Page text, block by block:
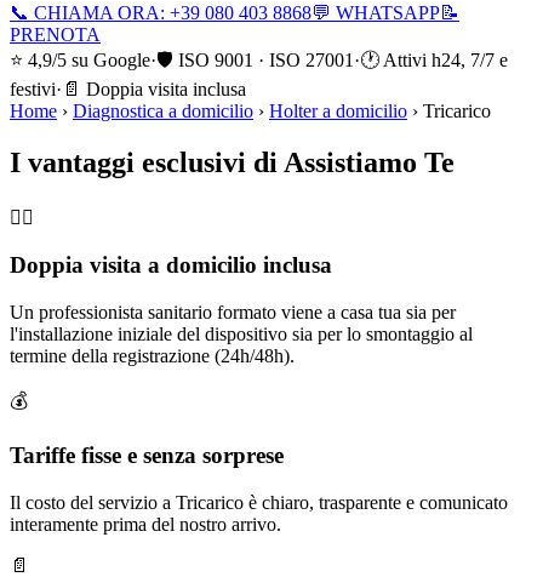
📞 CHIAMA ORA: +39 080 403 8868💬 WHATSAPP📝
PRENOTA
⭐ 4,9/5 su Google·🛡️ ISO 9001 · ISO 27001 ·🕐 Attivi h24, 7/7 e
festivi· 📄 Doppia visita inclusa
Home › Diagnostica a domicilio › Holter a domicilio › Tricarico
I vantaggi esclusivi di Assistiamo Te
🧑‍⚕️
Doppia visita a domicilio inclusa
Un professionista sanitario formato viene a casa tua sia per
l'installazione iniziale del dispositivo sia per lo smontaggio al
termine della registrazione (24h/48h).
💰
Tariffe fisse e senza sorprese
Il costo del servizio a Tricarico è chiaro, trasparente e comunicato
interamente prima del nostro arrivo.
📄